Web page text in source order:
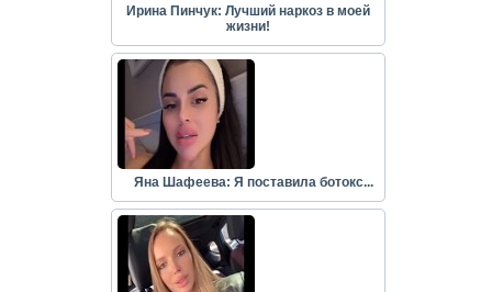
Ирина Пинчук: Лучший наркоз в моей
жизни!
Яна Шафеева: Я поставила ботокс...